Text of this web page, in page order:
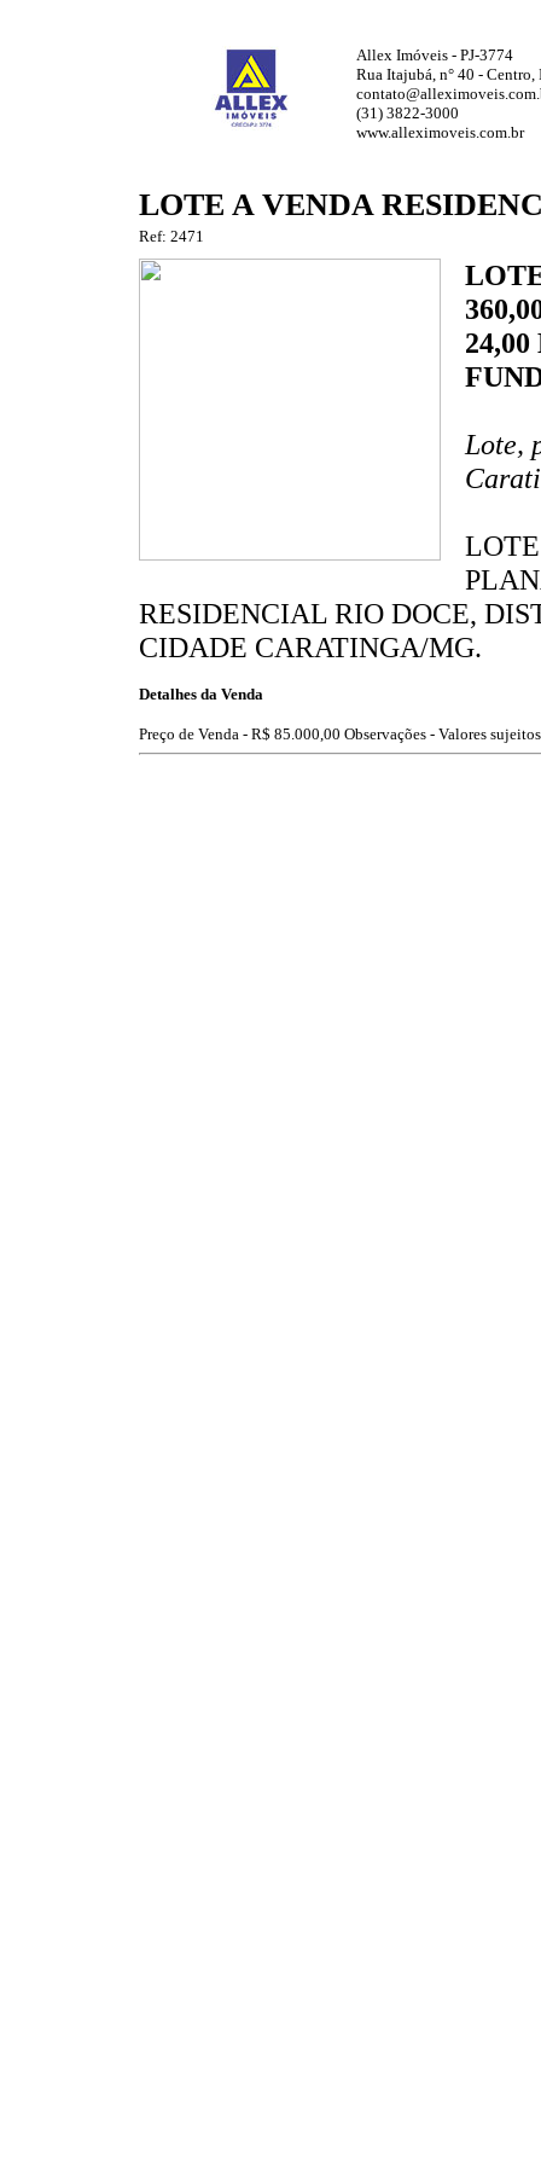
Allex Imóveis - PJ-3774
Rua Itajubá, n° 40 -
(31) 3822-3000
www.alleximoveis.com.br
LOTE A VENDA
Ref: 2471
Lote,
RESIDENCIAL RIO DOCE,
CIDADE CARATINGA/MG.
Detalhes da Venda
Preço de Venda - R$ 85.000,00 Observações - Valores